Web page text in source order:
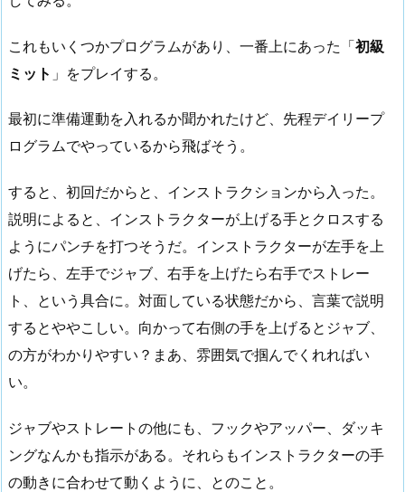
これもいくつかプログラムがあり、一番上にあった「初級
ミット 」をプレイする。
最初に準備運動を入れるか聞かれたけど、先程デイリープ
ログラムでやっているから飛ばそう。
すると、初回だからと、インストラクションから入った。
説明によると、インストラクターが上げる手とクロスする
ようにパンチを打つそうだ。インストラクターが左手を上
げたら、左手でジャブ、右手を上げたら右手でストレー
ト、という具合に。対面している状態だから、言葉で説明
するとややこしい。向かって右側の手を上げるとジャブ、
の方がわかりやすい？まあ、雰囲気で掴んでくれればい
い。
ジャブやストレートの他にも、フックやアッパー、ダッキ
ングなんかも指示がある。それらもインストラクターの手
の動きに合わせて動くように、とのこと。